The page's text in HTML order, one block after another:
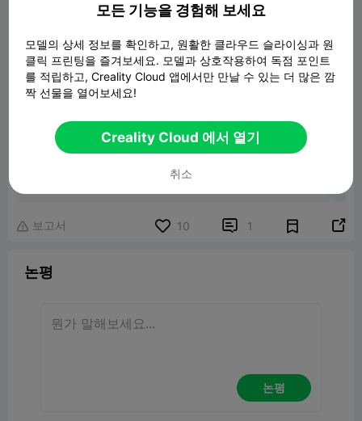
관련 3D 모델
 보고서 10  1 
논평
논평
모든 기능을 경험해 보세요
모델의 상세 정보를 확인하고, 원활한 클라우드 슬라이싱과 원
클릭 프린팅을 즐겨보세요. 모델과 상호작용하여 독점 포인트
를 적립하고, Creality Cloud 앱에서만 만날 수 있는 더 많은 깜
짝 선물을 열어보세요!
Creality Cloud 에서 열기
취소